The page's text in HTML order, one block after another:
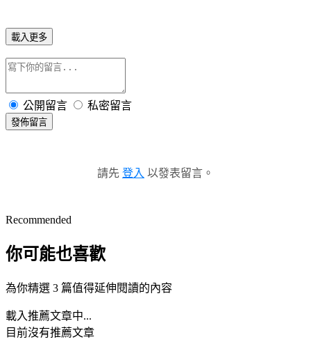
載入更多
公開留言 私密留言
發佈留言
請先 登入 以發表留言。
Recommended
你可能也喜歡
為你精選 3 篇值得延伸閱讀的內容
載入推薦文章中...
目前沒有推薦文章